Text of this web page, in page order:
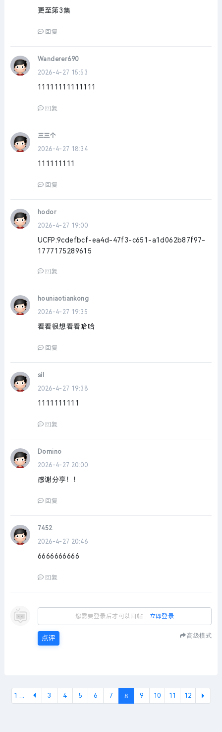
更至第3集
回复
Wanderer690
2026-4-27 15:53
11111111111111
回复
三三个
2026-4-27 18:34
111111111
回复
hodor
2026-4-27 19:00
UCFP:9cdefbcf-ea4d-47f3-c651-a1d062b87f97-
1777175289615
回复
houniaotiankong
2026-4-27 19:35
看看很想看看哈哈
回复
sil
2026-4-27 19:38
1111111111
回复
Domino
2026-4-27 20:00
感谢分享！！
回复
7452
2026-4-27 20:46
6666666666
回复
您需要登录后才可以回帖 立即登录
点评 高级模式
1 ... 3 4 5 6 7 8 9 10 11 12